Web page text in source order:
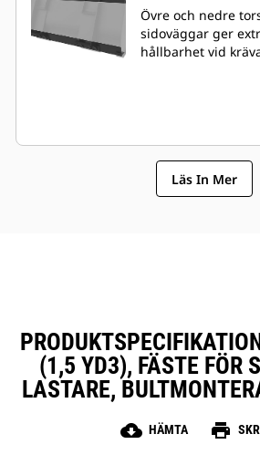
Övre och nedre
sidoväggar ger
hållbarhet vid
Läs In Mer
(1,5 YD3), FÄSTE FÖR
LASTARE,
cloud_download HÄMTA print